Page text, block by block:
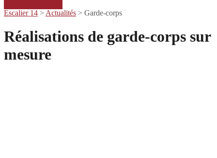
Escalier 14 > Actualités > Garde-corps
Réalisations de garde-corps sur
mesure